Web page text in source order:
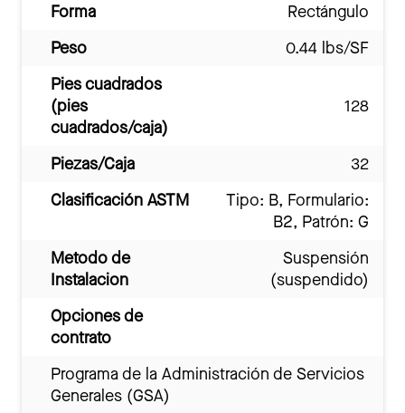
Forma
Rectángulo
Peso
0.44 lbs/SF
Pies cuadrados
(pies
cuadrados/caja)
128
Piezas/Caja
32
Clasificación ASTM
Tipo: B, Formulario:
B2, Patrón: G
Metodo de
Instalacion
Suspensión
(suspendido)
Opciones de
contrato
Programa de la Administración de Servicios
Generales (GSA)